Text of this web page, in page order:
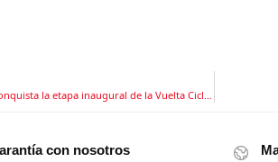
¡Emoción desbordante! Nick Schultz del Israel Premier Tech conquista la etapa inaugural de la Vuelta Ciclística Cataluña 2024
con nosotros